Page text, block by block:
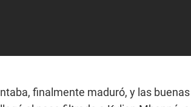
finalmente maduró, y las